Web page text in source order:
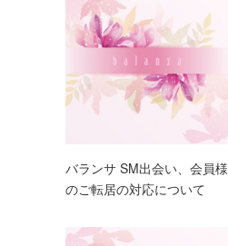
バランサ SM出会い、会員様
のご転居の対応について